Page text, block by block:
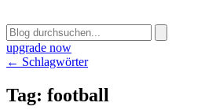
upgrade now
← Schlagwörter
Tag: football